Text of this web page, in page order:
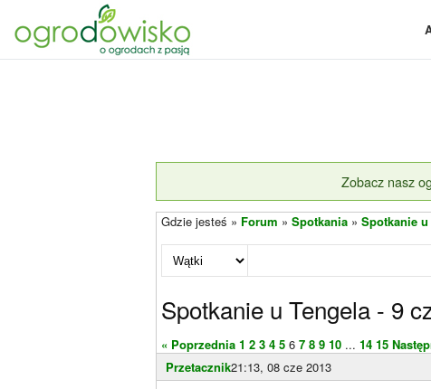
Zobacz nasz
Gdzie jesteś » Forum » Spotkania » Spotkanie u
Spotkanie u Tengela - 9
« Poprzednia 1 2 3 4 5 6 7 8 9 10 ... 14 15
Przetacznik21:13, 08 cze 2013